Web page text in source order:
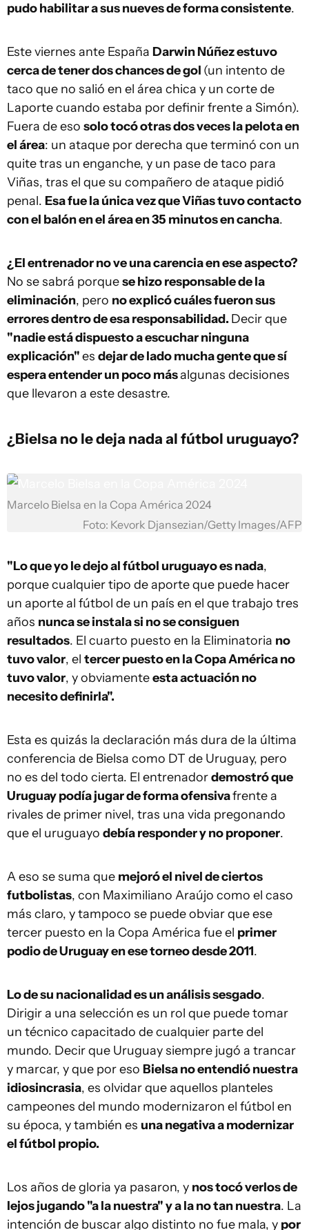
pudo habilitar a sus nueves de forma consistente.
Este viernes ante España Darwin Núñez estuvo
cerca de tener dos chances de gol (un intento de
taco que no salió en el área chica y un corte de
Laporte cuando estaba por definir frente a Simón).
Fuera de eso solo tocó otras dos veces la pelota en
el área: un ataque por derecha que terminó con un
quite tras un enganche, y un pase de taco para
Viñas, tras el que su compañero de ataque pidió
penal. Esa fue la única vez que Viñas tuvo contacto
con el balón en el área en 35 minutos en cancha.
¿El entrenador no ve una carencia en ese aspecto?
No se sabrá porquese hizo responsable de la
eliminación, pero no explicó cuáles fueron sus
errores dentro de esa responsabilidad. Decir que
"nadie está dispuesto a escuchar ninguna
explicación"es dejar de lado mucha gente que sí
espera entender un poco másalgunas decisiones
que llevaron a este desastre.
¿Bielsa no le deja nada al fútbol uruguayo?
Marcelo Bielsa en la Copa América 2024
Foto: Kevork Djansezian/Getty Images/AFP
"Lo que yo le dejo al fútbol uruguayo es nada,
porque cualquier tipo de aporte que puede hacer
un aporte al fútbol de un país en el que trabajo tres
años nunca se instala si no se consiguen
resultados. El cuarto puesto en la Eliminatoria no
tuvo valor, el tercer puesto en la Copa América no
tuvo valor, y obviamenteesta actuación no
necesito definirla".
Esta es quizás la declaración más dura de la última
conferencia de Bielsa como DT de Uruguay, pero
no es del todo cierta. El entrenadordemostró que
Uruguay podía jugar de forma ofensivafrente a
rivales de primer nivel, tras una vida pregonando
que el uruguayo debía responder y no proponer.
A eso se suma que mejoró el nivel de ciertos
futbolistas, con Maximiliano Araújo como el caso
más claro, y tampoco se puede obviar que ese
tercer puesto en la Copa América fue el primer
podio de Uruguay en ese torneo desde 2011.
Lo de su nacionalidad es un análisis sesgado.
Dirigir a una selección es un rol que puede tomar
un técnico capacitado de cualquier parte del
mundo. Decir que Uruguay siempre jugó a trancar
y marcar, y que por eso Bielsa no entendió nuestra
idiosincrasia, es olvidar que aquellos planteles
campeones del mundo modernizaron el fútbol en
su época, y también es una negativa a modernizar
el fútbol propio.
Los años de gloria ya pasaron, y nos tocó verlos de
lejos jugando "a la nuestra" y a la no tan nuestra. La
intención de buscar algo distinto no fue mala, y por